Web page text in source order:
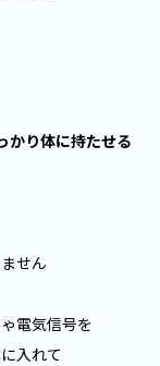
かり体に持たせる
せん
電気信号を
入れて